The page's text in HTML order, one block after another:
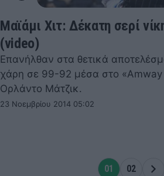
Μαϊάμι Χιτ: Δέκατη σερί
(video)
Επανήλθαν στα θετικά
χάρη σε 99-92 μέσα στο
Ορλάντο Μάτζικ.
23 Νοεμβρίου 2014 05:02
01 02